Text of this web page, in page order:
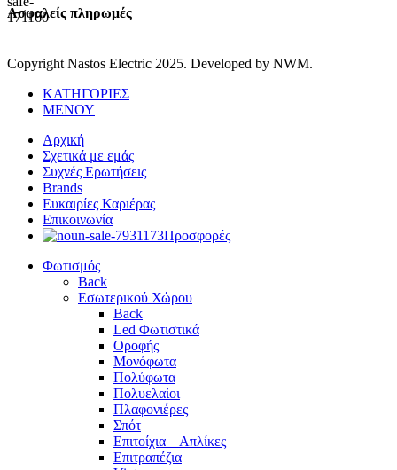
Ασφαλείς πληρωμές
Copyright Nastos Electric 2025. Developed by NWM.
ΚΑΤΗΓΟΡΙΕΣ
ΜΕΝΟΥ
Αρχική
Σχετικά με εμάς
Συχνές Ερωτήσεις
Brands
Ευκαιρίες Καριέρας
Επικοινωνία
Προσφορές
Φωτισμός
Back
Εσωτερικού Χώρου
Back
Led Φωτιστικά
Οροφής
Μονόφωτα
Πολύφωτα
Πολυελαίοι
Πλαφονιέρες
Σπότ
Επιτοίχια – Απλίκες
Επιτραπέζια